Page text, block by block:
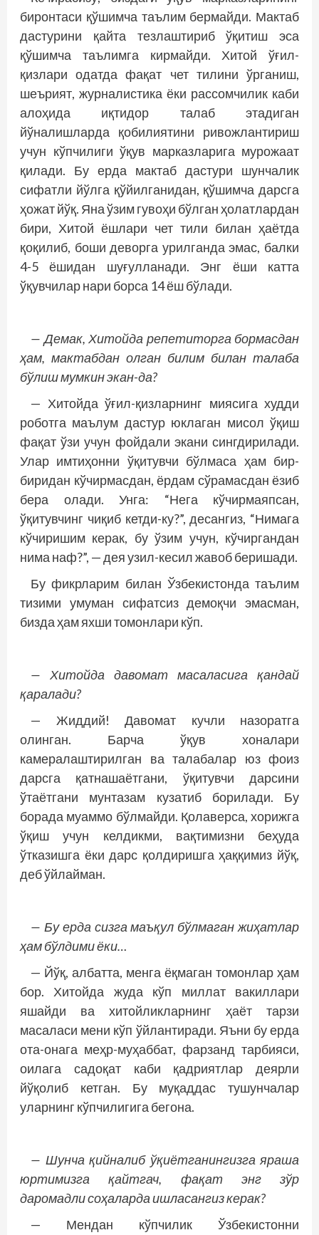
биронтаси қўшимча таълим бермайди. Мактаб
дастурини қайта тезлаштириб ўқитиш эса
қўшимча таълимга кирмайди. Хитой ўғил-
қизлари одатда фақат чет тилини ўрганиш,
шеърият, журналистика ёки рассомчилик каби
алоҳида иқтидор талаб этадиган
йўналишларда қобилиятини ривожлантириш
учун кўпчилиги ўқув марказларига мурожаат
қилади. Бу ерда мактаб дастури шунчалик
сифатли йўлга қўйилганидан, қўшимча дарсга
ҳожат йўқ. Яна ўзим гувоҳи бўлган ҳолатлардан
бири, Хитой ёшлари чет тили билан ҳаётда
қоқилиб, боши деворга урилганда эмас, балки
4-5 ёшидан шуғулланади. Энг ёши катта
ўқувчилар нари борса 14 ёш бўлади.
— Демак, Хитойда репетиторга бормасдан
ҳам, мактабдан олган билим билан талаба
бўлиш мумкин экан-да?
— Хитойда ўғил-қизларнинг миясига худди
роботга маълум дастур юклаган мисол ўқиш
фақат ўзи учун фойдали экани сингдирилади.
Улар имтиҳонни ўқитувчи бўлмаса ҳам бир-
биридан кўчирмасдан, ёрдам сўрамасдан ёзиб
бера олади. Унга: “Нега кўчирмаяпсан,
ўқитувчинг чиқиб кетди-ку?”, десангиз, “Нимага
кўчиришим керак, бу ўзим учун, кўчиргандан
нима наф?”, — дея узил-кесил жавоб беришади.
Бу фикрларим билан Ўзбекистонда таълим
тизими умуман сифатсиз демоқчи эмасман,
бизда ҳам яхши томонлари кўп.
— Хитойда давомат масаласига қандай
қаралади?
— Жиддий! Давомат кучли назоратга
олинган. Барча ўқув хоналари
камералаштирилган ва талабалар юз фоиз
дарсга қатнашаётгани, ўқитувчи дарсини
ўтаётгани мунтазам кузатиб борилади. Бу
борада муаммо бўлмайди. Қолаверса, хорижга
ўқиш учун келдикми, вақтимизни беҳуда
ўтказишга ёки дарс қолдиришга ҳаққимиз йўқ,
деб ўйлайман.
— Бу ерда сизга маъқул бўлмаган жиҳатлар
ҳам бўлдими ёки…
— Йўқ, албатта, менга ёқмаган томонлар ҳам
бор. Хитойда жуда кўп миллат вакиллари
яшайди ва хитойликларнинг ҳаёт тарзи
масаласи мени кўп ўйлантиради. Яъни бу ерда
ота-она­га меҳр-муҳаббат, фарзанд тарбияси,
оилага садоқат каби қад­риятлар деярли
йўқолиб кетган. Бу муқаддас тушунчалар
уларнинг кўпчилигига бегона.
— Шунча қийналиб ўқиётга­­нинг­из­­га яраша
юртимизга қайт­гач, фақат энг зўр
даромадли соҳаларда ишласангиз керак?
— Мендан кўпчилик Ўзбекистонни